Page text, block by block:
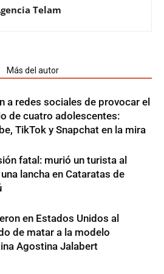
Telam
Más del autor
a redes sociales de provocar el
de cuatro adolescentes:
TikTok y Snapchat en la mira
fatal: murió un turista al
lancha en Cataratas de
en Estados Unidos al
de matar a la modelo
Agostina Jalabert